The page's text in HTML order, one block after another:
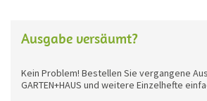
Ausgabe versäumt?
Kein Problem! Bestellen Sie vergangene
GARTEN+HAUS und weitere Einzelhefte